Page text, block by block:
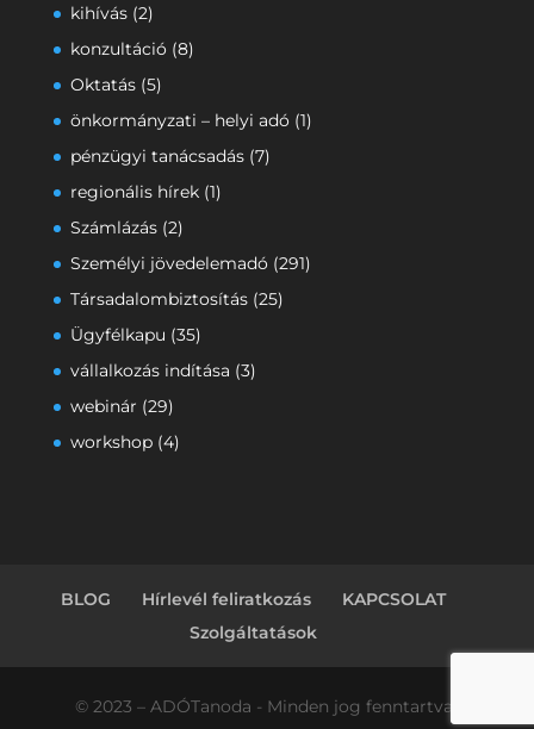
kihívás(2)
konzultáció (8)
Oktatás(5)
önkormányzati – helyi adó (1)
pénzügyi tanácsadás(7)
regionális hírek(1)
Számlázás(2)
Személyi jövedelemadó (291)
Társadalombiztosítás(25)
Ügyfélkapu (35)
vállalkozás indítása (3)
webinár (29)
workshop(4)
BLOG Hírlevél feliratkozás
KAPCSOLAT
Szolgáltatások
© 2023 – ADÓTanoda - Minden jog fenntartva!